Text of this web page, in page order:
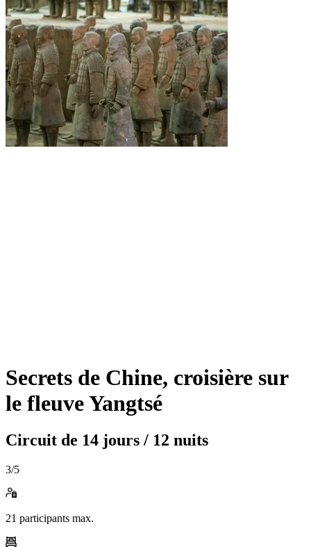
Secrets de Chine, croisière sur
le fleuve Yangtsé
Circuit de 14 jours / 12 nuits
3/5
21 participants max.